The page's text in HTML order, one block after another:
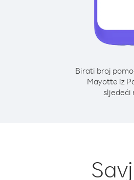
Birati broj
Mayotte iz
sljedeći